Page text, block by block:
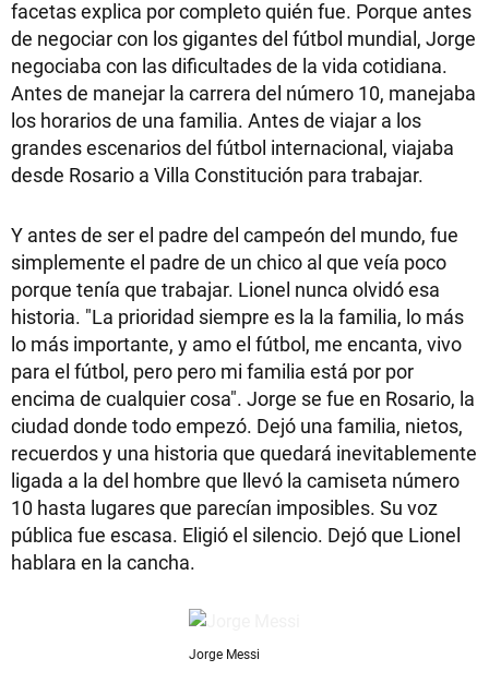
facetas explica por completo quién fue. Porque antes
de negociar con los gigantes del fútbol mundial, Jorge
negociaba con las dificultades de la vida cotidiana.
Antes de manejar la carrera del número 10, manejaba
los horarios de una familia. Antes de viajar a los
grandes escenarios del fútbol internacional, viajaba
desde Rosario a Villa Constitución para trabajar.
Y antes de ser el padre del campeón del mundo, fue
simplemente el padre de un chico al que veía poco
porque tenía que trabajar. Lionel nunca olvidó esa
historia. "La prioridad siempre es la la familia, lo más
lo más importante, y amo el fútbol, me encanta, vivo
para el fútbol, pero pero mi familia está por por
encima de cualquier cosa". Jorge se fue en Rosario, la
ciudad donde todo empezó. Dejó una familia, nietos,
recuerdos y una historia que quedará inevitablemente
ligada a la del hombre que llevó la camiseta número
10 hasta lugares que parecían imposibles. Su voz
pública fue escasa. Eligió el silencio. Dejó que Lionel
hablara en la cancha.
Jorge Messi